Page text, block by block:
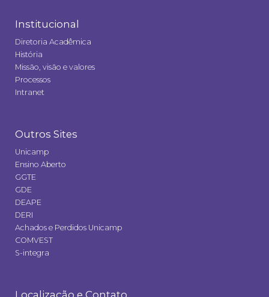
Institucional
Diretoria Acadêmica
História
Missão, visão e valores
Processos
Intranet
Outros Sites
Unicamp
Ensino Aberto
GGTE
GDE
DEAPE
DERI
Achados e Perdidos Unicamp
COMVEST
S-integra